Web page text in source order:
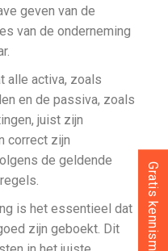
geven van de
van de onderneming
alle activa, zoals
en de passiva, zoals
juist zijn
correct zijn
de geldende
is het essentieel dat
zijn geboekt. Dit